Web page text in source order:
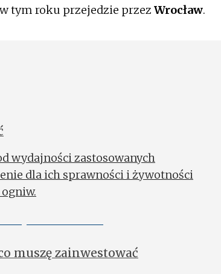
tym roku przejedzie przez Wrocław.
wydajności zastosowanych
dla ich sprawności i żywotności
muszę zainwestować